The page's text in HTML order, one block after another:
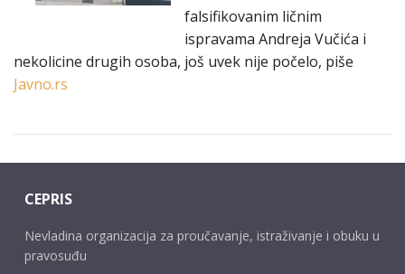
falsifikovanim ličnim
ispravama Andreja Vučića i
nekolicine drugih osoba, još uvek nije počelo, piše
Javno.rs
CEPRIS
Nevladina organizacija za proučavanje, istraživanje i obuku u
pravosuđu